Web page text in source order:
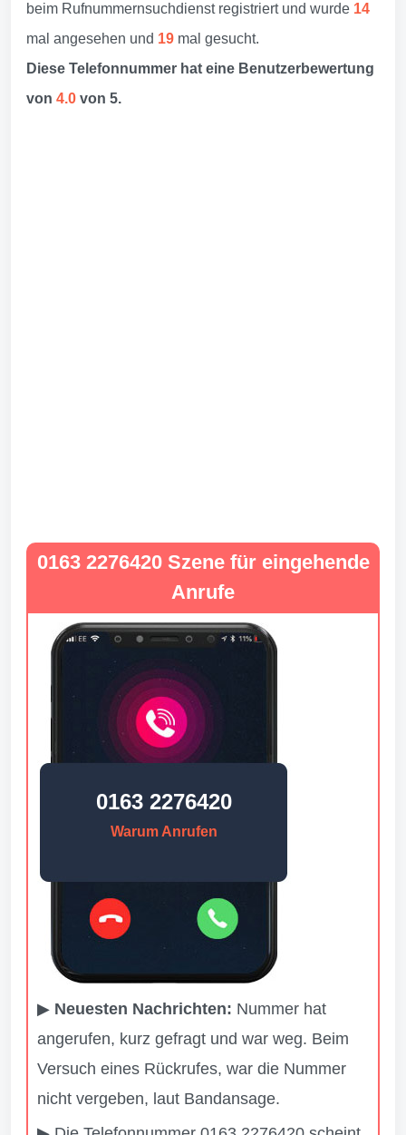
beim Rufnummernsuchdienst registriert und wurde 14
mal angesehen und 19 mal gesucht.
Diese Telefonnummer hat eine Benutzerbewertung
von 4.0 von 5.
0163 2276420 Szene für eingehende
Anrufe
0163 2276420
Warum Anrufen
▶ Neuesten Nachrichten: Nummer hat
angerufen, kurz gefragt und war weg. Beim
Versuch eines Rückrufes, war die Nummer
nicht vergeben, laut Bandansage.